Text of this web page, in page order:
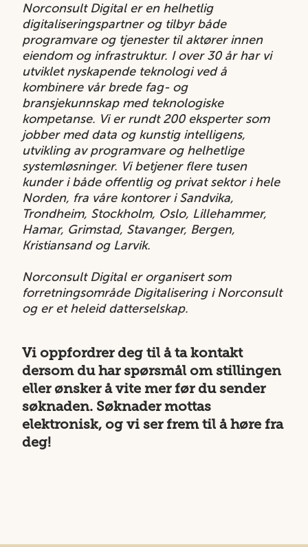
Norconsult Digital er en helhetlig
digitaliseringspartner og tilbyr både
programvare og tjenester til aktører innen
eiendom og infrastruktur. I over 30 år har vi
utviklet nyskapende teknologi ved å
kombinere vår brede fag- og
bransjekunnskap med teknologiske
kompetanse. Vi er rundt 200 eksperter som
jobber med data og kunstig intelligens,
utvikling av programvare og helhetlige
systemløsninger. Vi betjener flere tusen
kunder i både offentlig og privat sektor i hele
Norden, fra våre kontorer i Sandvika,
Trondheim, Stockholm, Oslo, Lillehammer,
Hamar, Grimstad, Stavanger, Bergen,
Kristiansand og Larvik.
Norconsult Digital er organisert som
forretningsområde Digitalisering i Norconsult
og er et heleid datterselskap.
Vi oppfordrer deg til å ta kontakt
dersom du har spørsmål om stillingen
eller ønsker å vite mer før du sender
søknaden. Søknader mottas
elektronisk, og vi ser frem til å høre fra
deg!